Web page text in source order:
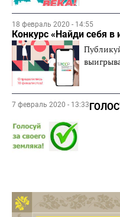
18 февраль 2020 - 14:55
Конкурс «Найди себя в
7 февраль 2020 - 13:33